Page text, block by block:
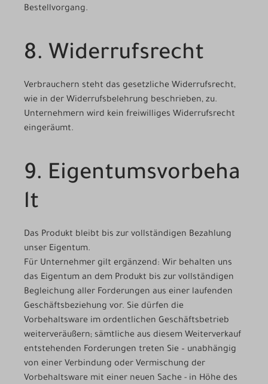
Bestellvorgang.
8. Widerrufsrecht
Verbrauchern steht das gesetzliche Widerrufsrecht,
wie in der Widerrufsbelehrung beschrieben, zu.
Unternehmern wird kein freiwilliges Widerrufsrecht
eingeräumt.
9. Eigentumsvorbeha
lt
Das Produkt bleibt bis zur vollständigen Bezahlung
unser Eigentum.
Für Unternehmer gilt ergänzend: Wir behalten uns
das Eigentum an dem Produkt bis zur vollständigen
Begleichung aller Forderungen aus einer laufenden
Geschäftsbeziehung vor. Sie dürfen die
Vorbehaltsware im ordentlichen Geschäftsbetrieb
weiterveräußern; sämtliche aus diesem Weiterverkauf
entstehenden Forderungen treten Sie – unabhängig
von einer Verbindung oder Vermischung der
Vorbehaltsware mit einer neuen Sache - in Höhe des